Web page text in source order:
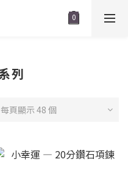
列
每頁顯示 48 個